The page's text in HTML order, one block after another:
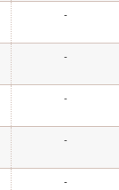
-
-
-
-
-